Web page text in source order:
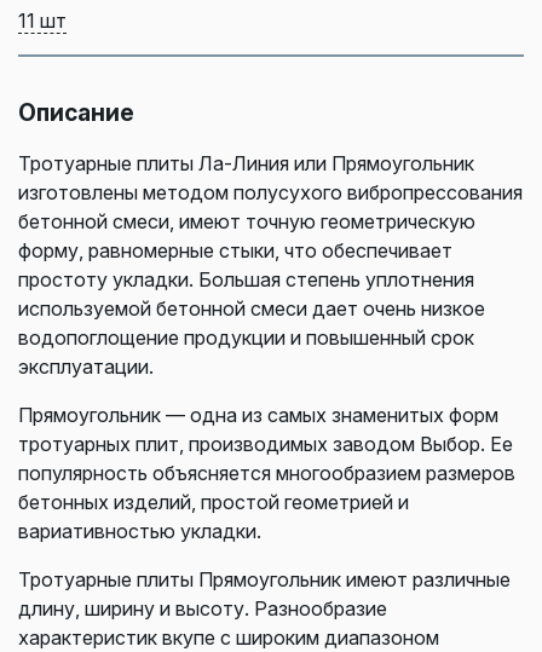
11 шт
Описание
Тротуарные плиты Ла-Линия или Прямоугольник
изготовлены методом полусухого вибропрессования
бетонной смеси, имеют точную геометрическую
форму, равномерные стыки, что обеспечивает
простоту укладки. Большая степень уплотнения
используемой бетонной смеси дает очень низкое
водопоглощение продукции и повышенный срок
эксплуатации.
Прямоугольник — одна из самых знаменитых форм
тротуарных плит, производимых заводом Выбор. Ее
популярность объясняется многообразием размеров
бетонных изделий, простой геометрией и
вариативностью укладки.
Тротуарные плиты Прямоугольник имеют различные
длину, ширину и высоту. Разнообразие
характеристик вкупе с широким диапазоном